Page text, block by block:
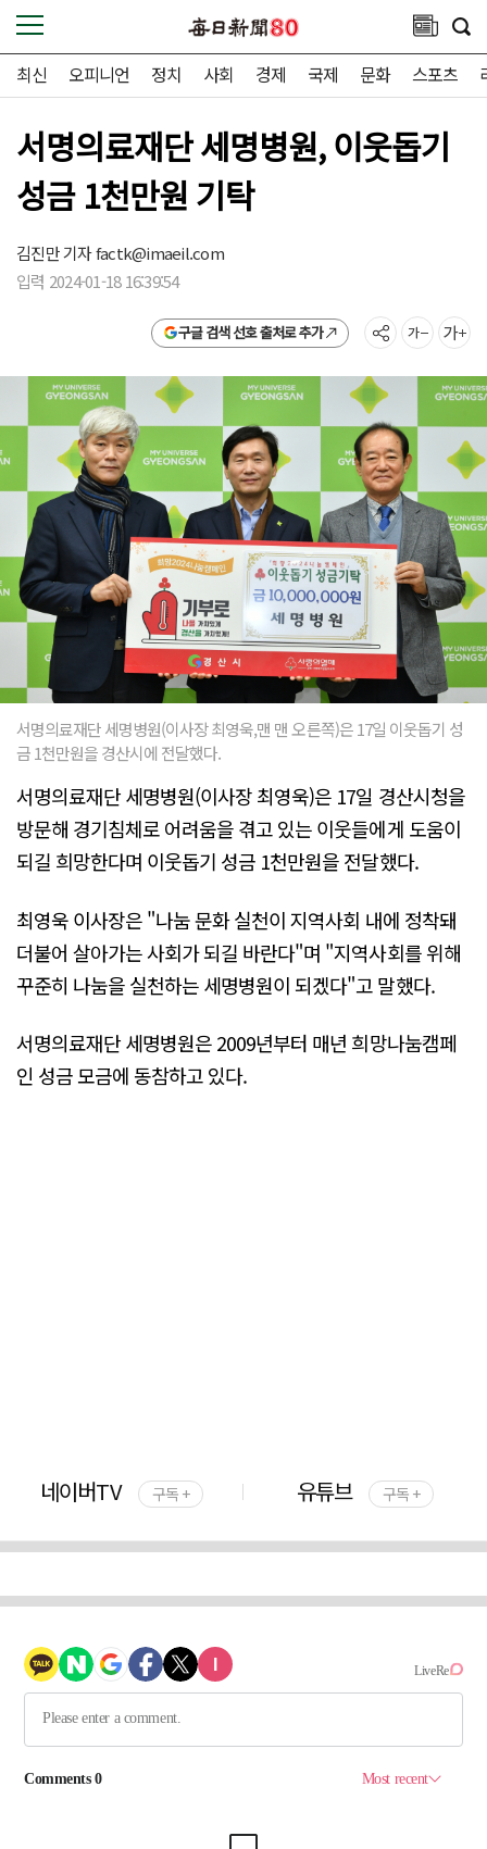
최신 오피니언 정치 사회 경제 국제 문화 스포츠
서명의료재단 세명병원, 이웃돕기
성금 1천만원 기탁
김진만 기자factk@imaeil.com
입력 2024-01-18 16:39:54
구글 검색 선호 출처로 추가
서명의료재단 세명병원(이사장 최영욱,맨 맨 오른쪽)은 17일 이웃돕기 성
금 1천만원을 경산시에 전달했다.
서명의료재단 세명병원(이사장 최영욱)은 17일 경산시청을
방문해 경기침체로 어려움을 겪고 있는 이웃들에게 도움이
되길 희망한다며 이웃돕기 성금 1천만원을 전달했다.
최영욱 이사장은 "나눔 문화 실천이 지역사회 내에 정착돼
더불어 살아가는 사회가 되길 바란다"며 "지역사회를 위해
꾸준히 나눔을 실천하는 세명병원이 되겠다"고 말했다.
서명의료재단 세명병원은 2009년부터 매년 희망나눔캠페
인 성금 모금에 동참하고 있다.
네이버TV 구독 + 유튜브 구독 +